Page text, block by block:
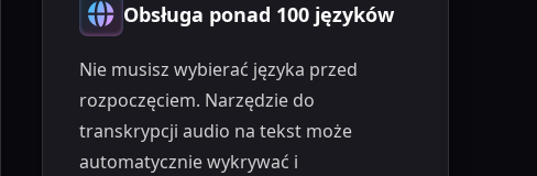
Obsługa ponad 100 języków
Nie musisz wybierać języka przed
rozpoczęciem. Narzędzie do
transkrypcji audio na tekst może
automatycznie wykrywać i